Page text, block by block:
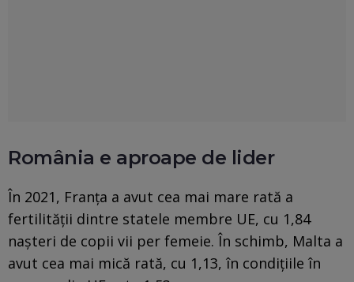
România e aproape de lider
În 2021, Franța a avut cea mai mare rată a
fertilității dintre statele membre UE, cu 1,84
nașteri de copii vii per femeie. În schimb, Malta a
avut cea mai mică rată, cu 1,13, în condițiile în